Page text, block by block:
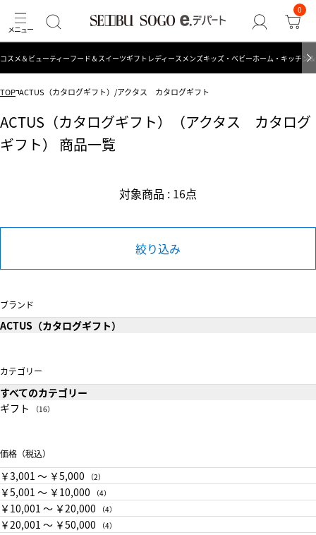
0
コスメ＆ビューティーフード＆スイーツギフト レディース メンズキッズ・ベビーホーム・キッチン
TOP ACTUS（カタログギフト）/アクタス カタログギフト
ACTUS（カタログギフト）（アクタス カタログ
ギフト） 商品一覧
対象商品 : 16点
絞り込み
ブランド
ACTUS（カタログギフト）
カテゴリー
すべてのカテゴリー
ギフト
（16）
価格（税込）
￥3,001 〜 ￥5,000 （2）
￥5,001 〜 ￥10,000 （4）
￥10,001 〜 ￥20,000 （4）
￥20,001 〜 ￥50,000 （4）